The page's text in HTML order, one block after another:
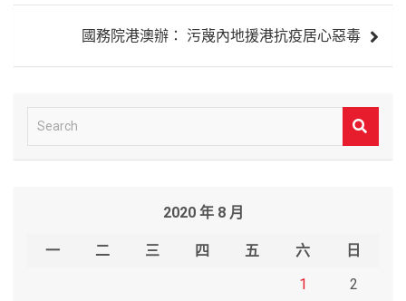
國務院港澳辦： 污蔑內地援港抗疫居心惡毒
e
2020 年 8 月
一 二 三 四 五 六
日
1
2